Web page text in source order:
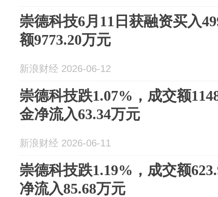
崇德科技6月11日获融资买入
额9773.20万元
新浪财经 2026-06-12
崇德科技跌1.07%，成交额
金净流入63.34万元
新浪财经 2026-06-11
崇德科技跌1.19%，成交额
净流入85.68万元